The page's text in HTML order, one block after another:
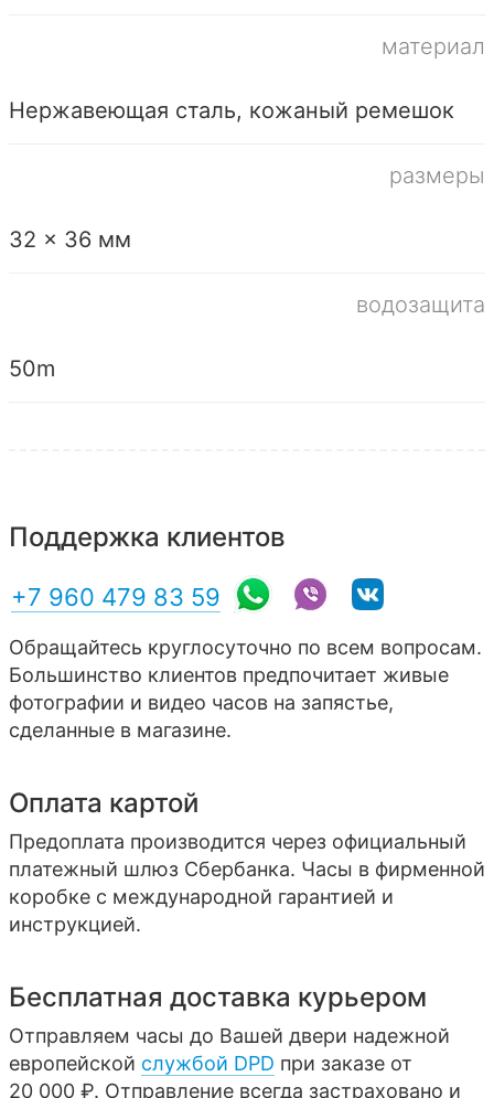
материал
Нержавеющая сталь, кожаный ремешок
размеры
32 x 36 мм
водозащита
50m
Поддержка клиентов
+7 960 479 83 59
Обращайтесь круглосуточно по всем вопросам.
Большинство клиентов предпочитает живые
фотографии и видео часов на запястье,
сделанные в магазине.
Оплата картой
Предоплата производится через официальный
платежный шлюз Сбербанка. Часы в фирменной
коробке с международной гарантией и
инструкцией.
Бесплатная доставка курьером
Отправляем часы до Вашей двери надежной
европейской службой DPD при заказе от
20 000 ₽. Отправление всегда застраховано и